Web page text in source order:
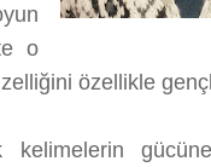
o
özellikle
kelimelerin